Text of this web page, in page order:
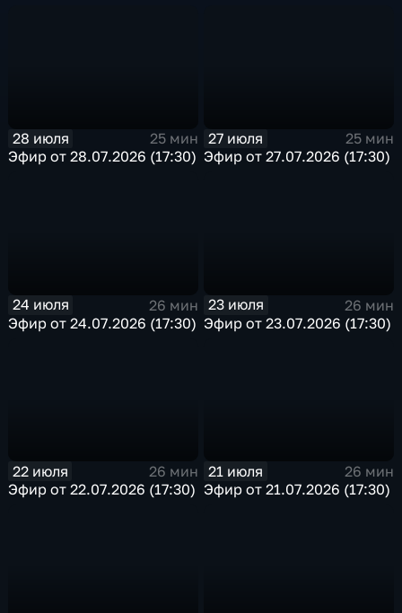
28 июля
25 мин
Эфир от 28.07.2026 (17:30)
27 июля
25 мин
Эфир от 27.07.2026 (17:30)
24 июля
26 мин
Эфир от 24.07.2026 (17:30)
23 июля
26 мин
Эфир от 23.07.2026 (17:30)
22 июля
26 мин
Эфир от 22.07.2026 (17:30)
21 июля
26 мин
Эфир от 21.07.2026 (17:30)